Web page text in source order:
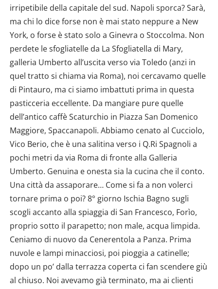
irripetibile della capitale del sud. Napoli sporca? Sarà,
ma chi lo dice forse non è mai stato neppure a New
York, o forse è stato solo a Ginevra o Stoccolma. Non
perdete le sfogliatelle da La Sfogliatella di Mary,
galleria Umberto all’uscita verso via Toledo (anzi in
quel tratto si chiama via Roma), noi cercavamo quelle
di Pintauro, ma ci siamo imbattuti prima in questa
pasticceria eccellente. Da mangiare pure quelle
dell’antico caffè Scaturchio in Piazza San Domenico
Maggiore, Spaccanapoli. Abbiamo cenato al Cucciolo,
Vico Berio, che è una salitina verso i Q.Ri Spagnoli a
pochi metri da via Roma di fronte alla Galleria
Umberto. Genuina e onesta sia la cucina che il conto.
Una città da assaporare… Come si fa a non volerci
tornare prima o poi? 8° giorno Ischia Bagno sugli
scogli accanto alla spiaggia di San Francesco, Forìo,
proprio sotto il parapetto; non male, acqua limpida.
Ceniamo di nuovo da Cenerentola a Panza. Prima
nuvole e lampi minacciosi, poi pioggia a catinelle;
dopo un po’ dalla terrazza coperta ci fan scendere giù
al chiuso. Noi avevamo già terminato, ma ai clienti